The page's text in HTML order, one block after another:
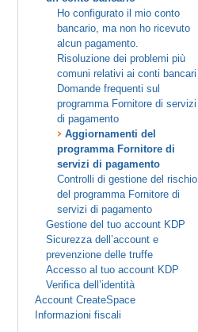
Ho configurato il mio conto
bancario, ma non ho ricevuto
alcun pagamento.
Risoluzione dei problemi più
comuni relativi ai conti bancari
Domande frequenti sul
programma Fornitore di servizi
di pagamento
Aggiornamenti del
programma Fornitore di
servizi di pagamento
Controlli di gestione del rischio
del programma Fornitore di
servizi di pagamento
Gestione del tuo account KDP
Sicurezza dell’account e
prevenzione delle truffe
Accesso al tuo account KDP
Verifica dell’identità
Account CreateSpace
Informazioni fiscali